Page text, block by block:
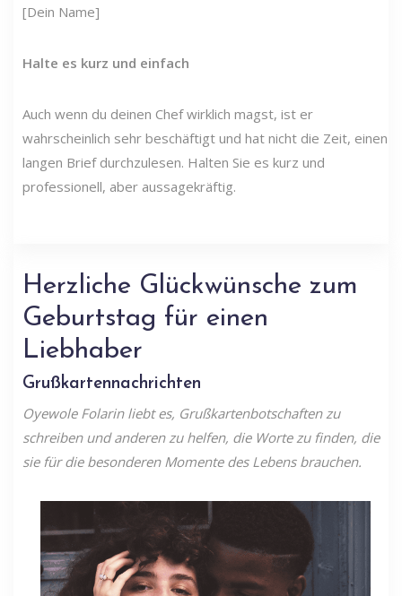
[Dein Name]
Halte es kurz und einfach
Auch wenn du deinen Chef wirklich magst, ist er
wahrscheinlich sehr beschäftigt und hat nicht die Zeit, einen
langen Brief durchzulesen. Halten Sie es kurz und
professionell, aber aussagekräftig.
Herzliche Glückwünsche zum
Geburtstag für einen
Liebhaber
Grußkartennachrichten
Oyewole Folarin liebt es, Grußkartenbotschaften zu
schreiben und anderen zu helfen, die Worte zu finden, die
sie für die besonderen Momente des Lebens brauchen.